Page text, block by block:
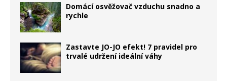
Domácí osvěžovač vzduchu snadno a
rychle
Zastavte JO-JO efekt! 7 pravidel pro
trvalé udržení ideální váhy